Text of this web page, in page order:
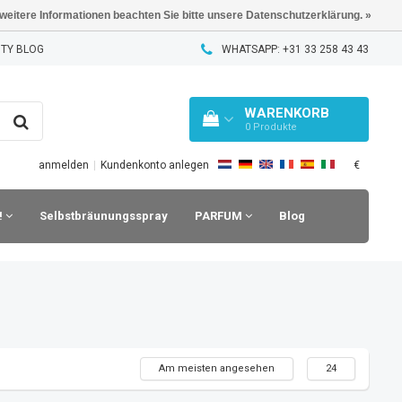
BLOG WHATSAPP: +31 33 258 43 43
WARENKORB
0 Produkte
anmelden Kundenkonto anlegen €
Selbstbräunungsspray PARFUM Blog
Am meisten angesehen 24
Informationen beachten Sie bitte unsere Datenschutzerklärung. »